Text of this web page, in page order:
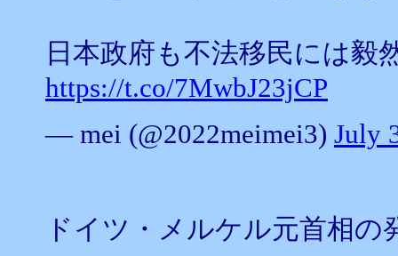
日本政府も不法移民には毅
https://t.co/7MwbJ23jCP
— mei (@2022meimei3) July
ドイツ・メルケル元首相の